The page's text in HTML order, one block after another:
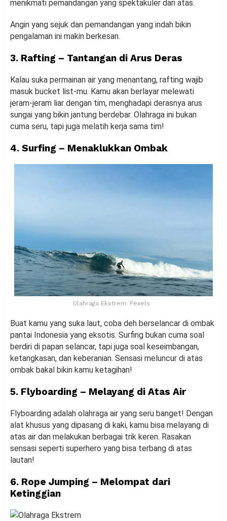
menikmati pemandangan yang spektakuler dari atas.
Angin yang sejuk dan pemandangan yang indah bikin
pengalaman ini makin berkesan.
3. Rafting – Tantangan di Arus Deras
Kalau suka permainan air yang menantang, rafting wajib
masuk bucket list-mu. Kamu akan berlayar melewati
jeram-jeram liar dengan tim, menghadapi derasnya arus
sungai yang bikin jantung berdebar. Olahraga ini bukan
cuma seru, tapi juga melatih kerja sama tim!
4. Surfing – Menaklukkan Ombak
Olahraga Ekstrem: Pexels
Buat kamu yang suka laut, coba deh berselancar di ombak
pantai Indonesia yang eksotis. Surfing bukan cuma soal
berdiri di papan selancar, tapi juga soal keseimbangan,
ketangkasan, dan keberanian. Sensasi meluncur di atas
ombak bakal bikin kamu ketagihan!
5. Flyboarding – Melayang di Atas Air
Flyboarding adalah olahraga air yang seru banget! Dengan
alat khusus yang dipasang di kaki, kamu bisa melayang di
atas air dan melakukan berbagai trik keren. Rasakan
sensasi seperti superhero yang bisa terbang di atas
lautan!
6. Rope Jumping – Melompat dari
Ketinggian